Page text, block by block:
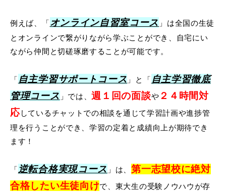
例えば、「オンライン自習室コース 」は全国の生徒
とオンラインで繋がりながら学ぶことができ、自宅にい
ながら仲間と切磋琢磨することが可能です。
「 自主学習サポートコース 」と「 自主学習徹底
管理コース 」では、週１回の面談や ２４時間対
応しているチャットでの相談を通じて学習計画や進捗管
理を行うことができ、学習の定着と成績向上が期待でき
ます！
「逆転合格実現コース 」は、第一志望校に絶対
合格したい生徒向けで、東大生の受験ノウハウが存